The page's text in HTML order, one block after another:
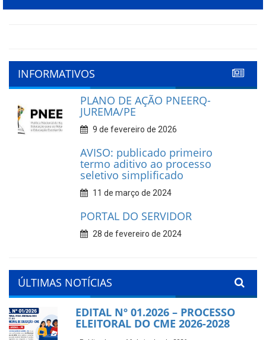
INFORMATIVOS
PLANO DE AÇÃO PNEERQ-
JUREMA/PE
9 de fevereiro de 2026
AVISO: publicado primeiro
termo aditivo ao processo
seletivo simplificado
11 de março de 2024
PORTAL DO SERVIDOR
28 de fevereiro de 2024
ÚLTIMAS NOTÍCIAS
EDITAL Nº 01.2026 – PROCESSO
ELEITORAL DO CME 2026-2028